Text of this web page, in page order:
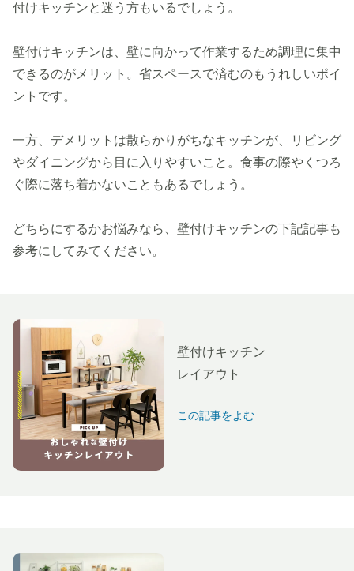
付けキッチンと迷う方もいるでしょう。
壁付けキッチンは、壁に向かって作業するため調理に集中
できるのがメリット。省スペースで済むのもうれしいポイ
ントです。
一方、デメリットは散らかりがちなキッチンが、リビング
やダイニングから目に入りやすいこと。食事の際やくつろ
ぐ際に落ち着かないこともあるでしょう。
どちらにするかお悩みなら、壁付けキッチンの下記記事も
参考にしてみてください。
壁付けキッチン
レイアウト
この記事をよむ